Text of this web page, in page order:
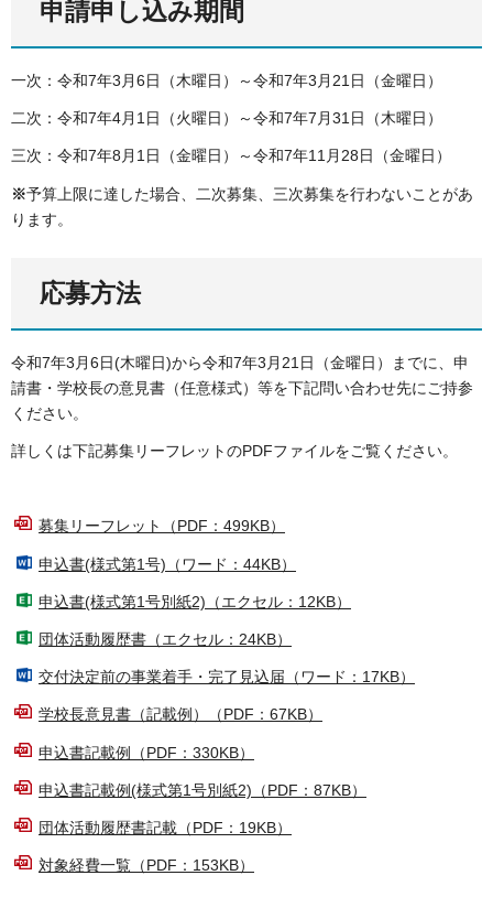
申請申し込み期間
一次：令和7年3月6日（木曜日）～令和7年3月21日（金曜日）
二次：令和7年4月1日（火曜日）～令和7年7月31日（木曜日）
三次：令和7年8月1日（金曜日）～令和7年11月28日（金曜日）
※予算上限に達した場合、二次募集、三次募集を行わないことがあ
ります。
応募方法
令和7年3月6日(木曜日)から令和7年3月21日（金曜日）までに、申
請書・学校長の意見書（任意様式）等を下記問い合わせ先にご持参
ください。
詳しくは下記募集リーフレットのPDFファイルをご覧ください。
募集リーフレット（PDF：499KB）
申込書(様式第1号)（ワード：44KB）
申込書(様式第1号別紙2)（エクセル：12KB）
団体活動履歴書（エクセル：24KB）
交付決定前の事業着手・完了見込届（ワード：17KB）
学校長意見書（記載例）（PDF：67KB）
申込書記載例（PDF：330KB）
申込書記載例(様式第1号別紙2)（PDF：87KB）
団体活動履歴書記載（PDF：19KB）
対象経費一覧（PDF：153KB）